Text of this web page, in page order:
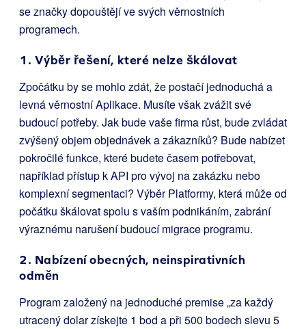
se značky dopouštějí ve svých věrnostních
programech.
1. Výběr řešení, které nelze škálovat
Zpočátku by se mohlo zdát, že postačí jednoduchá a
levná věrnostní Aplikace. Musíte však zvážit své
budoucí potřeby. Jak bude vaše firma růst, bude zvládat
zvýšený objem objednávek a zákazníků? Bude nabízet
pokročilé funkce, které budete časem potřebovat,
například přístup k API pro vývoj na zakázku nebo
komplexní segmentaci? Výběr Platformy, která může od
počátku škálovat spolu s vaším podnikáním, zabrání
výraznému narušení budoucí migrace programu.
2. Nabízení obecných, neinspirativních
odměn
Program založený na jednoduché premise „za každý
utracený dolar získejte 1 bod a při 500 bodech slevu 5